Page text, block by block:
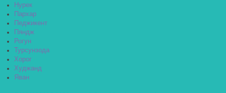
Нурек
Пархар
Педжикент
Пяндж
Рогун
Турсунзода
Хорог
Худжанд
Яван